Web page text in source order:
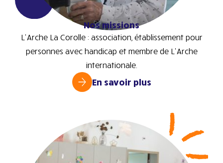
Nos missions
L’Arche La Corolle : association, établissement pour
personnes avec handicap et membre de L’Arche
internationale.
En savoir plus